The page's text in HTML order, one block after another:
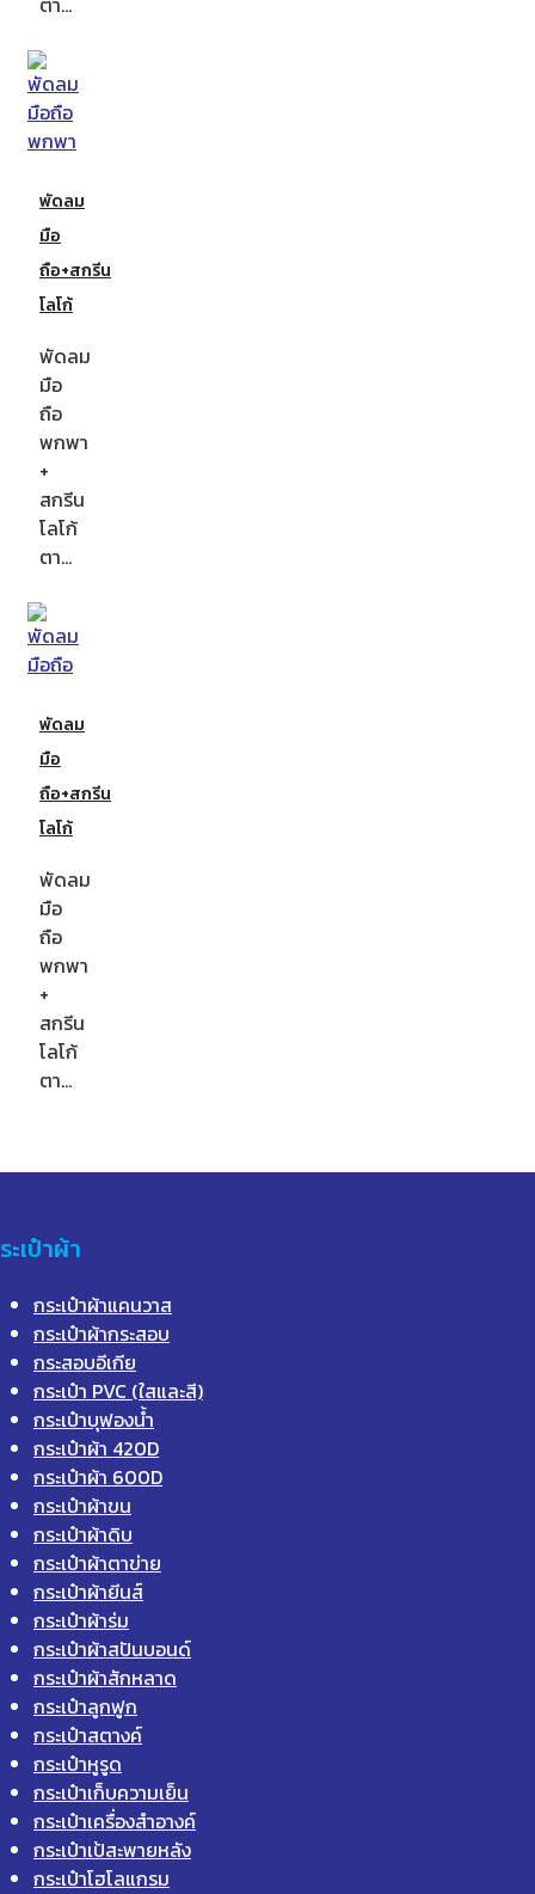
พัดลม
มือ
ถือ+สกรีน
โลโก้
พัดลม
มือ
ถือ
พกพา
+
สกรีน
โลโก้
ตา…
พัดลม
มือ
ถือ+สกรีน
โลโก้
พัดลม
มือ
ถือ
พกพา
+
สกรีน
โลโก้
ตา…
ะเป๋าผ้า
กระเป๋าผ้าแคนวาส
กระเป๋าผ้ากระสอบ
กระสอบอีเกีย
กระเป๋า PVC (ใสและสี)
กระเป๋าบุฟองน้ำ
กระเป๋าผ้า 420D
กระเป๋าผ้า 600D
กระเป๋าผ้าขน
กระเป๋าผ้าดิบ
กระเป๋าผ้าตาข่าย
กระเป๋าผ้ายีนส์
กระเป๋าผ้าร่ม
กระเป๋าผ้าสปันบอนด์
กระเป๋าผ้าสักหลาด
กระเป๋าลูกฟูก
กระเป๋าสตางค์
กระเป๋าหูรูด
กระเป๋าเก็บความเย็น
กระเป๋าเครื่องสำอางค์
กระเป๋าเป้สะพายหลัง
กระเป๋าโฮโลแกรม